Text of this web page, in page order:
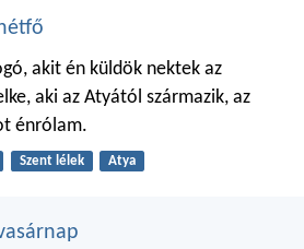
akit én küldök nektek az
aki az Atyától származik, az
énrólam.
Szent lélek Atya